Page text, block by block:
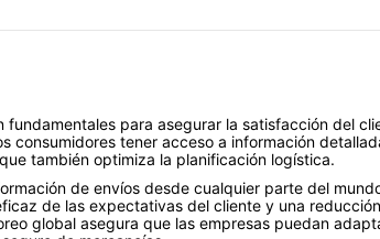
para asegurar la satisfacción del
consumidores tener acceso a información
también optimiza la planificación logística.
de envíos desde cualquier parte del
de las expectativas del cliente y una
global asegura que las empresas puedan